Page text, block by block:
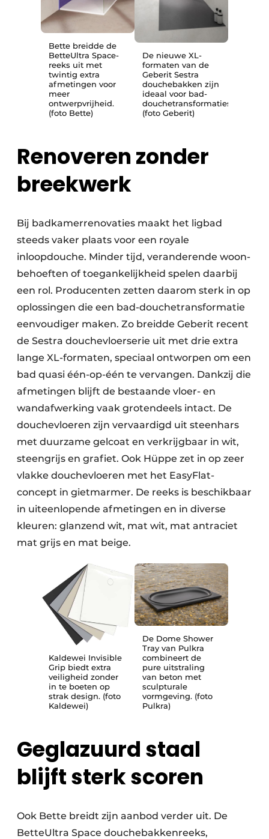
Bette breidde de
BetteUltra Space-
reeks uit met
twintig extra
afmetingen voor
meer
ontwerpvrijheid.
(foto Bette)
De nieuwe XL-
formaten van de
Geberit Sestra
douchebakken zijn
ideaal voor bad-
douchetransformaties.
(foto Geberit)
Renoveren zonder
breekwerk
Bij badkamerrenovaties maakt het ligbad
steeds vaker plaats voor een royale
inloopdouche. Minder tijd, veranderende woon­
behoeften of toegankelijkheid spelen daarbij
een rol. Producenten zetten daarom sterk in op
oplossingen die een bad-douchetransformatie
eenvoudiger maken. Zo breidde Geberit recent
de Sestra douchevloerserie uit met drie extra
lange XL-formaten, speciaal ontworpen om een
bad quasi één-op-één te vervangen. Dankzij die
afmetingen blijft de bestaande vloer- en
wandafwerking vaak grotendeels intact. De
douchevloeren zijn vervaardigd uit steenhars
met duurzame gelcoat en verkrijgbaar in wit,
steengrijs en grafiet. Ook Hüppe zet in op zeer
vlakke douchevloeren met het EasyFlat-
concept in gietmarmer. De reeks is beschikbaar
in uiteenlopende afmetingen en in diverse
kleuren: glanzend wit, mat wit, mat antraciet
mat grijs en mat beige.
Kaldewei Invisible
Grip biedt extra
veiligheid zonder
in te boeten op
strak design. (foto
Kaldewei)
De Dome Shower
Tray van Pulkra
combineert de
pure uitstraling
van beton met
sculpturale
vormgeving. (foto
Pulkra)
Geglazuurd staal
blijft sterk scoren
Ook Bette breidt zijn aanbod verder uit. De
BetteUltra Space douchebakkenreeks,